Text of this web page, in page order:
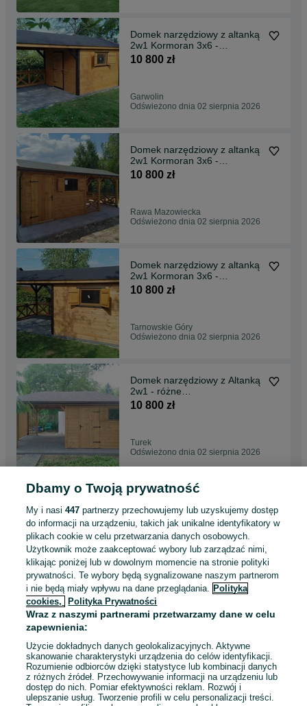
Domek narzędziowy z altanką
2w1 Kormoran 3x6 -
Altany/Domki narzędziowe
10 800 zł
Garwolin
Odświeżono dnia 02 sierpnia 2026
Domek narzędziowy z altanką
2w1 Kormoran 3x6 -
Altany/Domki narzędziowe
10 800 zł
Rawa Mazowiecka
Odświeżono dnia 02 sierpnia 2026
Domek narzędziowy z altanką
2w1 Kormoran 3x6 -
Altany/Domki narzędziowe
10 800 zł
Tarnowskie Góry
Odświeżono dnia 02 sierpnia 2026
Domek narzędziowy z Altanką
2w1 - różne
rozmiary/Altana/Wiata/Garaż
10 800 zł
Turek
Odświeżono dnia 02 sierpnia 2026
Domek narzędziowy z Altanką
2w1 - różne
rozmiary/Altana/Wiata/Garaż
10 800 zł
Sochaczew
Odświeżono dnia 02 sierpnia 2026
Domek narzędziowy z Altanką
2w1 - różne
Oświęcim
Odświeżono dnia 02 sierpnia 2026
Dbamy o Twoją prywatność
My i nasi447 partnerzy przechowujemy lub uzyskujemy dostęp
do informacji na urządzeniu, takich jak unikalne identyfikatory w
plikach cookie w celu przetwarzania danych osobowych.
Użytkownik może zaakceptować wybory lub zarządzać nimi,
klikając poniżej lub w dowolnym momencie na stronie polityki
prywatności. Te wybory będą sygnalizowane naszym partnerom
i nie będą miały wpływu na dane przeglądania. Polityka
cookies,
Polityka Prywatności
Wraz z naszymi partnerami przetwarzamy dane w celu
zapewnienia:
Użycie dokładnych danych geolokalizacyjnych. Aktywne
skanowanie charakterystyki urządzenia do celów identyfikacji.
Rozumienie odbiorców dzięki statystyce lub kombinacji danych
z różnych źródeł. Przechowywanie informacji na urządzeniu lub
dostęp do nich. Pomiar efektywności reklam. Rozwój i
ulepszanie usług. Tworzenie profili w celu personalizacji treści.